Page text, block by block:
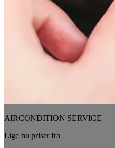
AIRCONDITION SERVICE
Lige nu priser fra